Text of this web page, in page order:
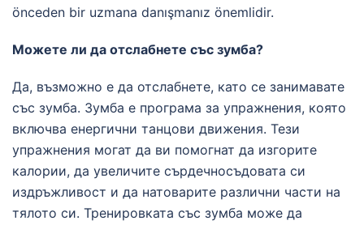
önceden bir uzmana danışmanız önemlidir.
Можете ли да отслабнете със зумба?
Да, възможно е да отслабнете, като се занимавате
със зумба. Зумба е програма за упражнения, която
включва енергични танцови движения. Тези
упражнения могат да ви помогнат да изгорите
калории, да увеличите сърдечносъдовата си
издръжливост и да натоварите различни части на
тялото си. Тренировката със зумба може да